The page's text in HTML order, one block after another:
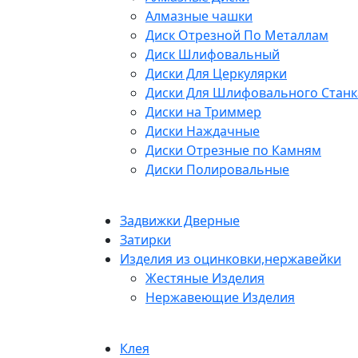
Алмазные чашки
Диск Отрезной По Металлам
Диск Шлифовальный
Диски Для Церкулярки
Диски Для Шлифовального
Диски на Триммер
Диски Наждачные
Диски Отрезные по Камням
Диски Полировальные
Задвижки Дверные
Затирки
Изделия из оцинковки,нержавейки
Жестяные Изделия
Нержавеющие Изделия
Клея